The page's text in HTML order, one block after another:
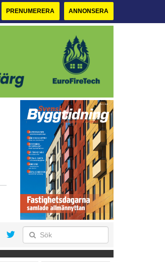
PRENUMERERA ANNONSERA